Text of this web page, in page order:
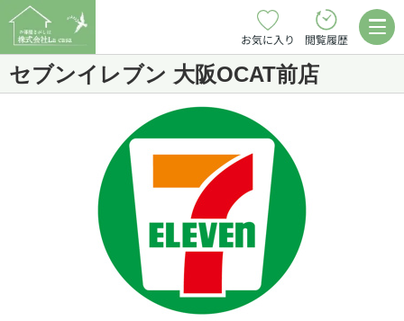
お気に入り 閲覧履歴
セブンイレブン 大阪OCAT前店